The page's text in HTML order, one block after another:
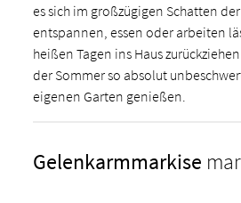
es sich im großzügigen Schatten
entspannen, essen oder arbeiten
heißen Tagen ins Haus
der Sommer so absolut
eigenen Garten genießen.
Gelenkarmmarkise